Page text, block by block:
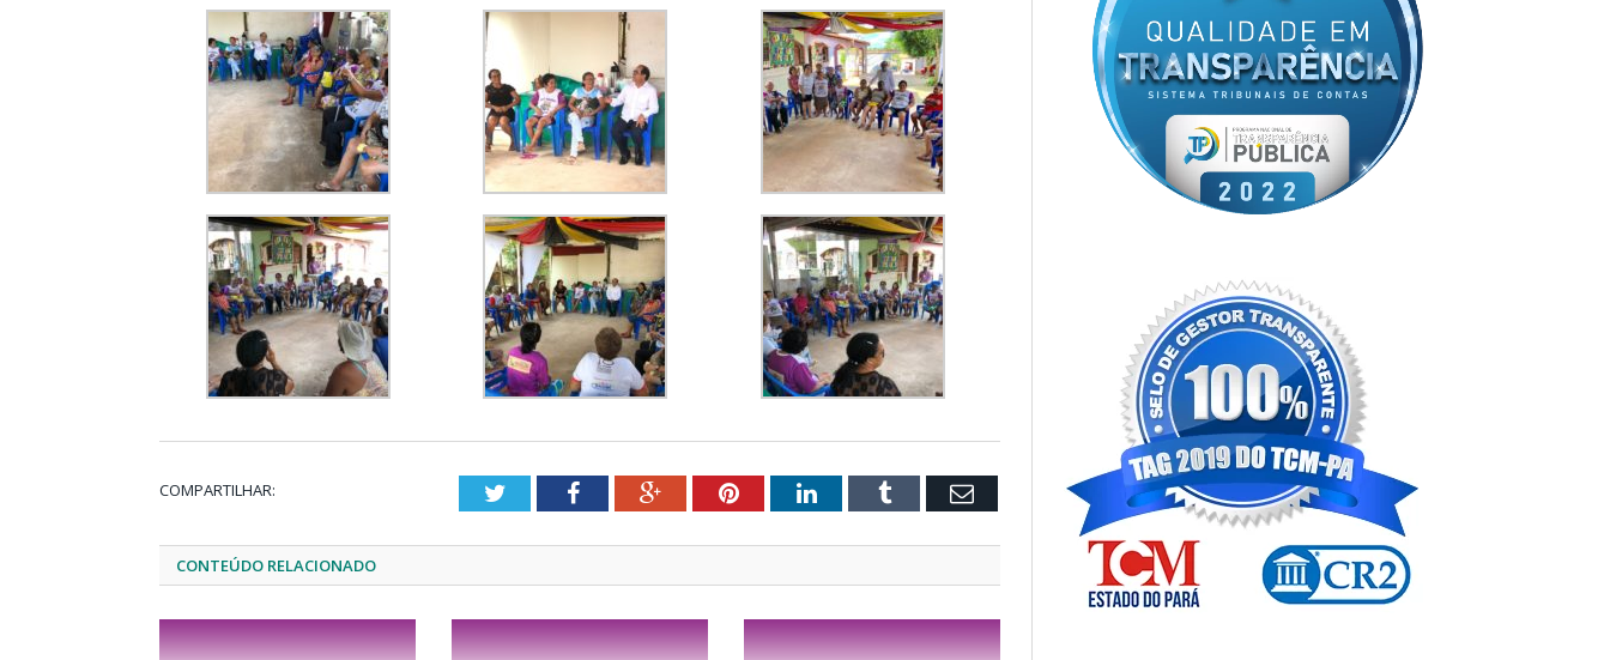
COMPARTILHAR: TwitterFacebookGoogle+PinterestLinkedInTumblr Email
CONTEÚDO RELACIONADO